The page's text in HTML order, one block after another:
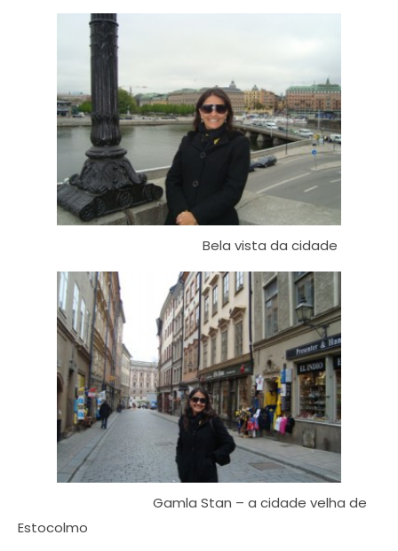
Bela vista da cidade
Gamla Stan – a cidade velha de
Estocolmo